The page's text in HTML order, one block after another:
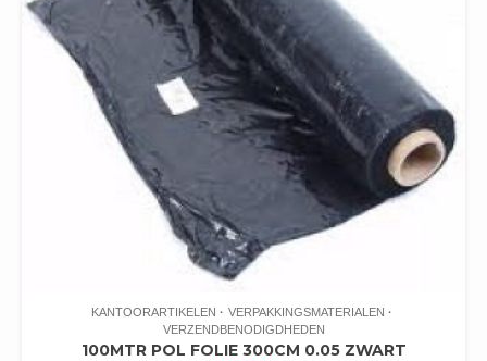
KANTOORARTIKELEN
VERPAKKINGSMATERIALEN
VERZENDBENODIGDHEDEN
100MTR POL FOLIE 300CM 0.05 ZWART